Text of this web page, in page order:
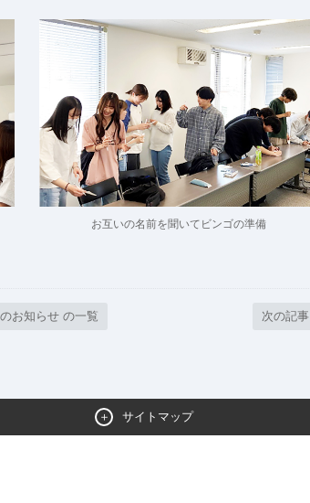
お互いの名前を聞いてビンゴの準備
お知らせ の一覧 次の記事
サイトマップ